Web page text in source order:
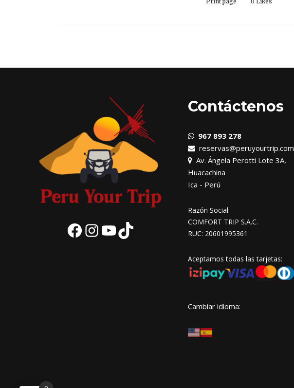
FacebookInstagramYouTube
TikTok
Contáctenos
967 893 278
reservas@peruyourtrip.com
Av. Ángela Perotti Lote 3A,
Huacachina
Ica - Perú
Razón Social:
COMFORT TRIP S.A.C.
RUC: 20601995361
Aceptamos todas las tarjetas:
Cambiar idioma: